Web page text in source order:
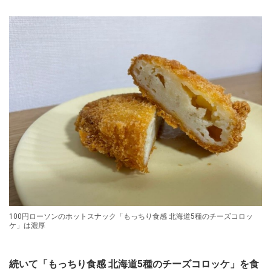
100円ローソンのホットスナック「もっちり食感 北海道5種のチーズコロッ
ケ」は濃厚
続いて「もっちり食感 北海道5種のチーズコロッケ」を食